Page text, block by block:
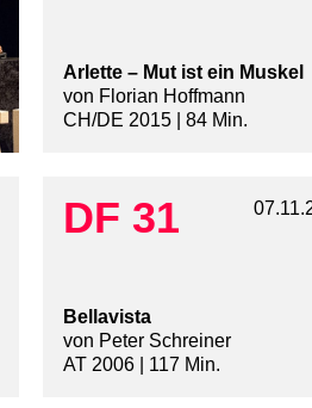
Arlette – Mut ist ein Muskel
von Florian Hoffmann
CH/DE 2015 | 84 Min.
DF 31
Bellavista
von Peter Schreiner
AT 2006 | 117 Min.